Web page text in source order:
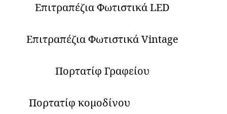
Επιτραπέζια Φωτιστικά LED
Επιτραπέζια Φωτιστικά Vintage
Πορτατίφ Γραφείου
Πορτατίφ κομοδίνου